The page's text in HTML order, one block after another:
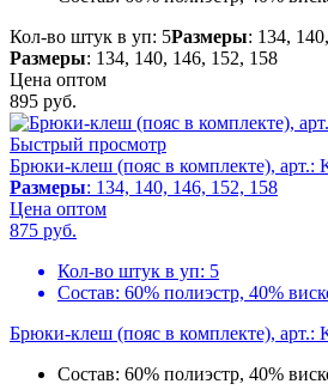
Кол-во штук в уп: 5Размеры: 134,
Размеры: 134, 140, 146, 152, 158
Цена оптом
895 руб.
Быстрый просмотр
Брюки-клеш (пояс в комплекте), арт.:
Размеры: 134, 140, 146, 152, 158
Цена оптом
875 руб.
Кол-во штук в уп: 5
Состав: 60% полиэстр, 40%
Брюки-клеш (пояс в комплекте), арт.:
Состав: 60% полиэстр, 40%